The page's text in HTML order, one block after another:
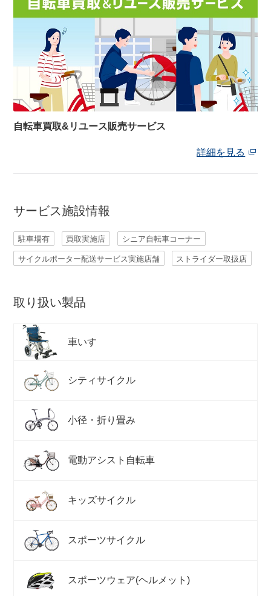
自転車買取&リユース販売サービス
詳細を見る
サービス施設情報
駐車場有 買取実施店 シニア自転車コーナー
サイクルポーター配送サービス実施店舗 ストライダー取扱店
取り扱い製品
車いす
シティサイクル
小径・折り畳み
電動アシスト自転車
キッズサイクル
スポーツサイクル
スポーツウェア(ヘルメット)